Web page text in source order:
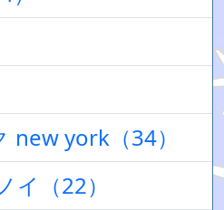
new york（34）
イ（22）